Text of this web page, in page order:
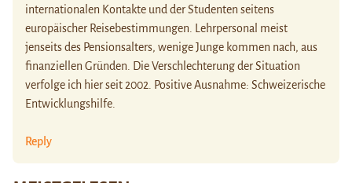
internationalen Kontakte und der Studenten seitens
europäischer Reisebestimmungen. Lehrpersonal meist
jenseits des Pensionsalters, wenige Junge kommen nach, aus
finanziellen Gründen. Die Verschlechterung der Situation
verfolge ich hier seit 2002. Positive Ausnahme: Schweizerische
Entwicklungshilfe.
Reply